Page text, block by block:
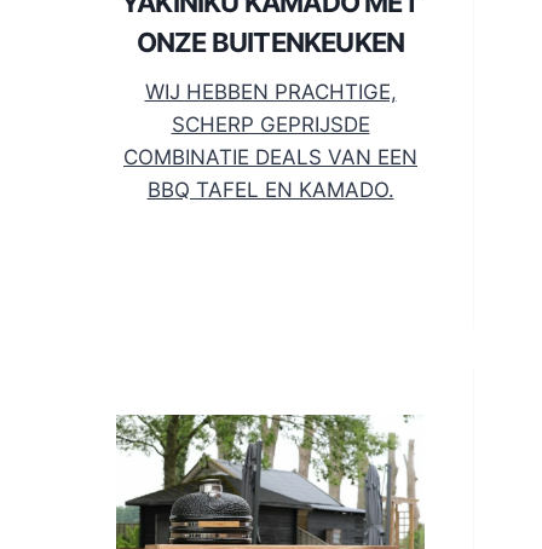
ONZE BUITENKEUKEN
WIJ HEBBEN PRACHTIGE,
SCHERP GEPRIJSDE
COMBINATIE DEALS VAN EEN
BBQ TAFEL EN KAMADO.